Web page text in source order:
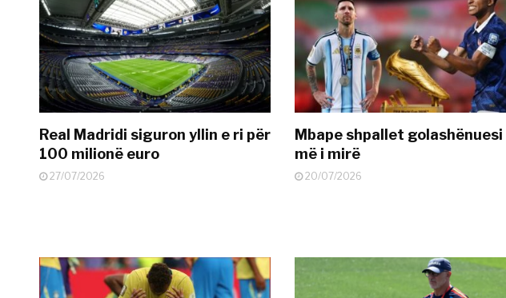
Real Madridi siguron yllin e ri për
100 milionë euro
27/07/2026
Mbape shpallet golashënuesi
më i mirë
20/07/2026